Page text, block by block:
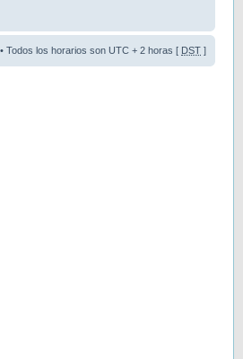
• Todos los horarios son UTC + 2 horas [ DST ]